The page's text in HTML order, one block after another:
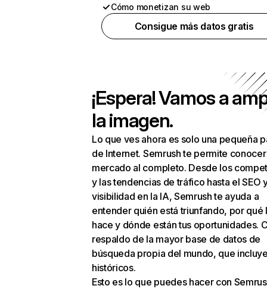
Cómo monetizan su web
Consigue más datos gratis
¡Espera! Vamos a
la imagen.
Lo que ves ahora es solo una pequeña
de Internet. Semrush te permite
mercado al completo. Desde los
y las tendencias de tráfico hasta el SEO
visibilidad en la IA, Semrush te ayuda a
entender quién está triunfando, por qué
hace y dónde están tus oportunidades.
respaldo de la mayor base de datos de
búsqueda propia del mundo, que
históricos.
Esto es lo que puedes hacer con